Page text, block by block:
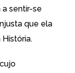
sentir-se
que ela